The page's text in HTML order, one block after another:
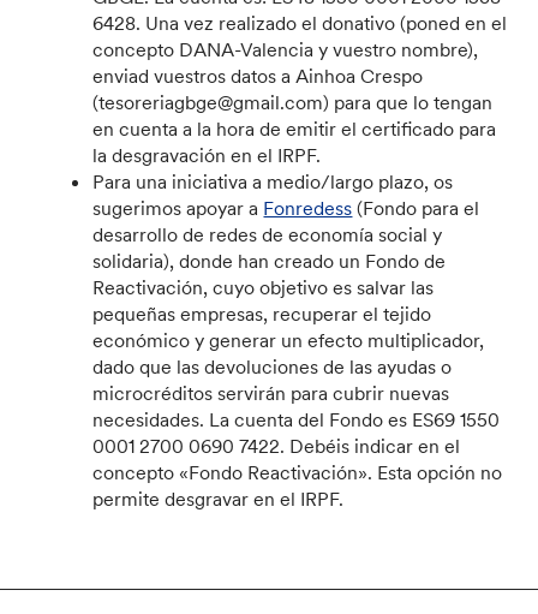
6428. Una vez realizado el donativo (poned en el
concepto DANA-Valencia y vuestro nombre),
enviad vuestros datos a Ainhoa Crespo
(tesoreriagbge@gmail.com) para que lo tengan
en cuenta a la hora de emitir el certificado para
la desgravación en el IRPF.
Para una iniciativa a medio/largo plazo, os
sugerimos apoyar a Fonredess (Fondo para el
desarrollo de redes de economía social y
solidaria), donde han creado un Fondo de
Reactivación, cuyo objetivo es salvar las
pequeñas empresas, recuperar el tejido
económico y generar un efecto multiplicador,
dado que las devoluciones de las ayudas o
microcréditos servirán para cubrir nuevas
necesidades. La cuenta del Fondo es ES69 1550
0001 2700 0690 7422. Debéis indicar en el
concepto «Fondo Reactivación». Esta opción no
permite desgravar en el IRPF.